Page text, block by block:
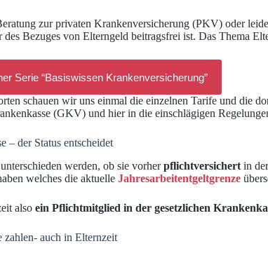
zur privaten Krankenversicherung (PKV) oder
Bezuges von Elterngeld beitragsfrei ist. Das Thema
Serie “Basiswissen Krankenversicherung”
schauen wir uns einmal die einzelnen Tarife und die
(GKV) und hier in die einschlägigen
– der Status entscheidet
werden, ob sie vorherpflichtversichert in
welches die aktuelle Jahresarbeitentgeltgrenze
also ein Pflichtmitglied in der gesetzlichen
auch in Elternzeit